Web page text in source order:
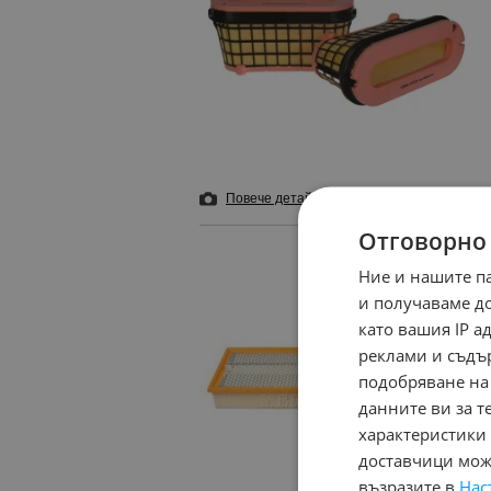
Повече детайли
Ние и нашите
и получаваме
като вашия IP
реклами и
подобряване на
данните ви за
доставчици
възразите в